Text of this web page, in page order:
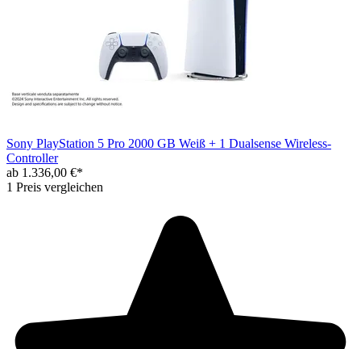
Sony PlayStation 5 Pro 2000 GB Weiß + 1 Dualsense Wireless-
Controller
ab 1.336,00 €*
1 Preis vergleichen